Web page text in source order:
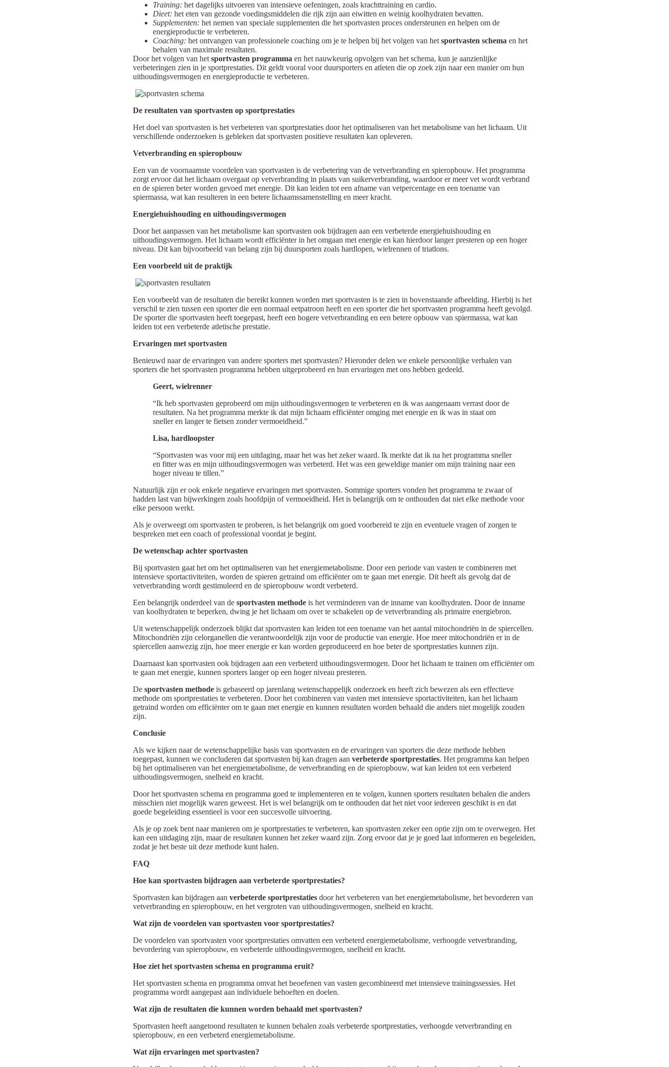
Training: het dagelijks uitvoeren van intensieve oefeningen, zoals krachttraining en cardio.
Dieet: het eten van gezonde voedingsmiddelen die rijk zijn aan eiwitten en weinig koolhydraten bevatten.
Supplementen: het nemen van speciale supplementen die het sportvasten proces ondersteunen en helpen om de
energieproductie te verbeteren.
Coaching: het ontvangen van professionele coaching om je te helpen bij het volgen van het sportvasten schema en het
behalen van maximale resultaten.
Door het volgen van het sportvasten programma en het nauwkeurig opvolgen van het schema, kun je aanzienlijke
verbeteringen zien in je sportprestaties. Dit geldt vooral voor duursporters en atleten die op zoek zijn naar een manier om hun
uithoudingsvermogen en energieproductie te verbeteren.
De resultaten van sportvasten op sportprestaties
Het doel van sportvasten is het verbeteren van sportprestaties door het optimaliseren van het metabolisme van het lichaam. Uit
verschillende onderzoeken is gebleken dat sportvasten positieve resultaten kan opleveren.
Vetverbranding en spieropbouw
Een van de voornaamste voordelen van sportvasten is de verbetering van de vetverbranding en spieropbouw. Het programma
zorgt ervoor dat het lichaam overgaat op vetverbranding in plaats van suikerverbranding, waardoor er meer vet wordt verbrand
en de spieren beter worden gevoed met energie. Dit kan leiden tot een afname van vetpercentage en een toename van
spiermassa, wat kan resulteren in een betere lichaamssamenstelling en meer kracht.
Energiehuishouding en uithoudingsvermogen
Door het aanpassen van het metabolisme kan sportvasten ook bijdragen aan een verbeterde energiehuishouding en
uithoudingsvermogen. Het lichaam wordt efficiënter in het omgaan met energie en kan hierdoor langer presteren op een hoger
niveau. Dit kan bijvoorbeeld van belang zijn bij duursporten zoals hardlopen, wielrennen of triatlons.
Een voorbeeld uit de praktijk
Een voorbeeld van de resultaten die bereikt kunnen worden met sportvasten is te zien in bovenstaande afbeelding. Hierbij is het
verschil te zien tussen een sporter die een normaal eetpatroon heeft en een sporter die het sportvasten programma heeft gevolgd.
De sporter die sportvasten heeft toegepast, heeft een hogere vetverbranding en een betere opbouw van spiermassa, wat kan
leiden tot een verbeterde atletische prestatie.
Ervaringen met sportvasten
Benieuwd naar de ervaringen van andere sporters met sportvasten? Hieronder delen we enkele persoonlijke verhalen van
sporters die het sportvasten programma hebben uitgeprobeerd en hun ervaringen met ons hebben gedeeld.
Geert, wielrenner
“Ik heb sportvasten geprobeerd om mijn uithoudingsvermogen te verbeteren en ik was aangenaam verrast door de
resultaten. Na het programma merkte ik dat mijn lichaam efficiënter omging met energie en ik was in staat om
sneller en langer te fietsen zonder vermoeidheid.”
Lisa, hardloopster
“Sportvasten was voor mij een uitdaging, maar het was het zeker waard. Ik merkte dat ik na het programma sneller
en fitter was en mijn uithoudingsvermogen was verbeterd. Het was een geweldige manier om mijn training naar een
hoger niveau te tillen.”
Natuurlijk zijn er ook enkele negatieve ervaringen met sportvasten. Sommige sporters vonden het programma te zwaar of
hadden last van bijwerkingen zoals hoofdpijn of vermoeidheid. Het is belangrijk om te onthouden dat niet elke methode voor
elke persoon werkt.
Als je overweegt om sportvasten te proberen, is het belangrijk om goed voorbereid te zijn en eventuele vragen of zorgen te
bespreken met een coach of professional voordat je begint.
De wetenschap achter sportvasten
Bij sportvasten gaat het om het optimaliseren van het energiemetabolisme. Door een periode van vasten te combineren met
intensieve sportactiviteiten, worden de spieren getraind om efficiënter om te gaan met energie. Dit heeft als gevolg dat de
vetverbranding wordt gestimuleerd en de spieropbouw wordt verbeterd.
Een belangrijk onderdeel van de sportvasten methode is het verminderen van de inname van koolhydraten. Door de inname
van koolhydraten te beperken, dwing je het lichaam om over te schakelen op de vetverbranding als primaire energiebron.
Uit wetenschappelijk onderzoek blijkt dat sportvasten kan leiden tot een toename van het aantal mitochondriën in de spiercellen.
Mitochondriën zijn celorganellen die verantwoordelijk zijn voor de productie van energie. Hoe meer mitochondriën er in de
spiercellen aanwezig zijn, hoe meer energie er kan worden geproduceerd en hoe beter de sportprestaties kunnen zijn.
Daarnaast kan sportvasten ook bijdragen aan een verbeterd uithoudingsvermogen. Door het lichaam te trainen om efficiënter om
te gaan met energie, kunnen sporters langer op een hoger niveau presteren.
De sportvasten methode is gebaseerd op jarenlang wetenschappelijk onderzoek en heeft zich bewezen als een effectieve
methode om sportprestaties te verbeteren. Door het combineren van vasten met intensieve sportactiviteiten, kan het lichaam
getraind worden om efficiënter om te gaan met energie en kunnen resultaten worden behaald die anders niet mogelijk zouden
zijn.
Conclusie
Als we kijken naar de wetenschappelijke basis van sportvasten en de ervaringen van sporters die deze methode hebben
toegepast, kunnen we concluderen dat sportvasten bij kan dragen aan verbeterde sportprestaties. Het programma kan helpen
bij het optimaliseren van het energiemetabolisme, de vetverbranding en de spieropbouw, wat kan leiden tot een verbeterd
uithoudingsvermogen, snelheid en kracht.
Door het sportvasten schema en programma goed te implementeren en te volgen, kunnen sporters resultaten behalen die anders
misschien niet mogelijk waren geweest. Het is wel belangrijk om te onthouden dat het niet voor iedereen geschikt is en dat
goede begeleiding essentieel is voor een succesvolle uitvoering.
Als je op zoek bent naar manieren om je sportprestaties te verbeteren, kan sportvasten zeker een optie zijn om te overwegen. Het
kan een uitdaging zijn, maar de resultaten kunnen het zeker waard zijn. Zorg ervoor dat je je goed laat informeren en begeleiden,
zodat je het beste uit deze methode kunt halen.
FAQ
Hoe kan sportvasten bijdragen aan verbeterde sportprestaties?
Sportvasten kan bijdragen aan verbeterde sportprestaties door het verbeteren van het energiemetabolisme, het bevorderen van
vetverbranding en spieropbouw, en het vergroten van uithoudingsvermogen, snelheid en kracht.
Wat zijn de voordelen van sportvasten voor sportprestaties?
De voordelen van sportvasten voor sportprestaties omvatten een verbeterd energiemetabolisme, verhoogde vetverbranding,
bevordering van spieropbouw, en verbeterde uithoudingsvermogen, snelheid en kracht.
Hoe ziet het sportvasten schema en programma eruit?
Het sportvasten schema en programma omvat het beoefenen van vasten gecombineerd met intensieve trainingssessies. Het
programma wordt aangepast aan individuele behoeften en doelen.
Wat zijn de resultaten die kunnen worden behaald met sportvasten?
Sportvasten heeft aangetoond resultaten te kunnen behalen zoals verbeterde sportprestaties, verhoogde vetverbranding en
spieropbouw, en een verbeterd energiemetabolisme.
Wat zijn ervaringen met sportvasten?